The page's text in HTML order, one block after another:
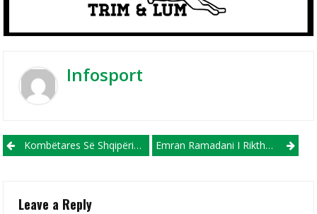
Infosport
Post navigation
Kombëtares Së Shqipërisë Gati Ti Shtohet Edhe Një Futbollistë Me Origjinë Nga Maqedonia E Veriut! Emran Ramadani I Rikthehet Futbollit Aktiv, Do Të Luaj Në Gjermani!
Leave a Reply